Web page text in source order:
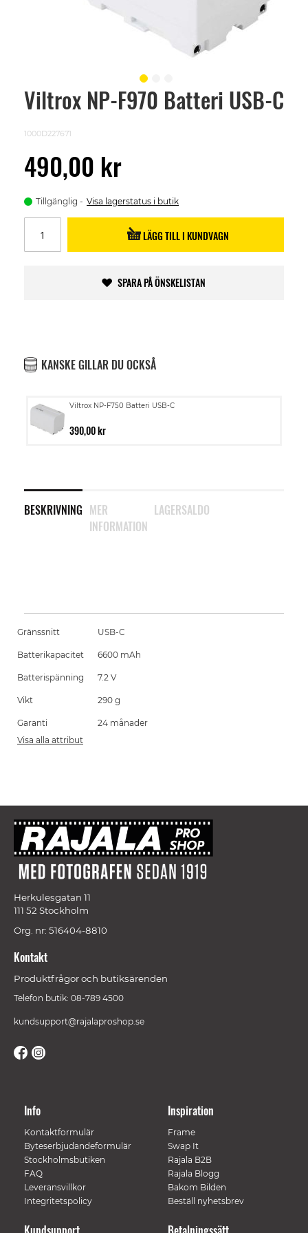
Viltrox NP-F970 Batteri USB-C
1000D227671
490,00 kr
Tillgänglig Visa lagerstatus i butik
LÄGG TILL I KUNDVAGN
SPARA PÅ ÖNSKELISTAN
KANSKE GILLAR DU OCKSÅ
Viltrox NP-F750 Batteri USB-C
390,00 kr
BESKRIVNING MER
INFORMATION
LAGERSALDO
Skip
images
gallery
Gränssnitt USB-C
Batterikapacitet 6600 mAh
Batterispänning 7.2 V
Vikt 290 g
Garanti
24 månader
Visa alla attribut
Herkulesgatan 11
111 52 Stockholm
Org. nr: 516404-8810
Kontakt
Produktfrågor och butiksärenden
Telefon butik: 08-789 4500
kundsupport@rajalaproshop.se
Info
Kontaktformulär
Byteserbjudandeformulär
Stockholmsbutiken
FAQ
Leveransvillkor
Integritetspolicy
Inspiration
Frame
Swap It
Rajala B2B
Rajala Blogg
Bakom Bilden
Beställ nyhetsbrev